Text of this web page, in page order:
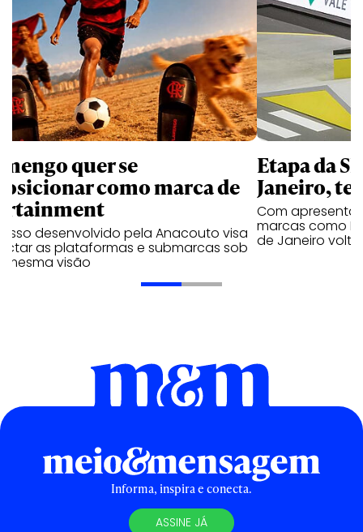
quer se
como marca de
desenvolvido pela Anacouto visa
as plataformas e submarcas sob
mesma visão
Etapa da
Janeiro,
Com
marcas como
de Janeiro
Informa, inspira e conecta.
ASSINE JÁ